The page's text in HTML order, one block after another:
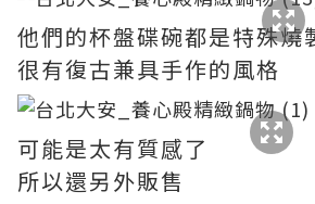
他們的杯盤碟碗都是特殊燒
很有復古兼具手作的風格
可能是太有質感了
所以還另外販售